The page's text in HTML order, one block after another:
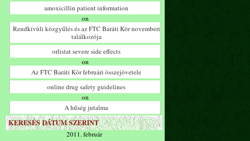
amoxicillin patient information
on
Rendkívüli közgyűlés és az FTC Baráti Kör novemberi
találkozója
orlistat severe side effects
on
Az FTC Baráti Kör februári összejövetele
online drug safety guidelines
on
A hűség jutalma
KERESÉS DÁTUM SZERINT
2011. február